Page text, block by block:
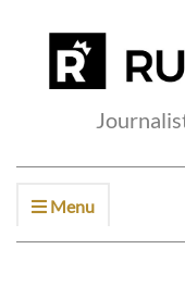
Menu